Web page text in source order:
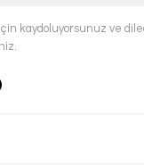
için kaydoluyorsunuz ve